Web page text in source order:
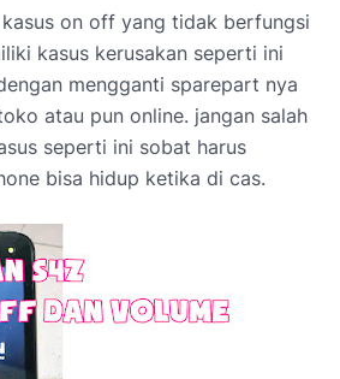
on off yang tidak berfungsi
kasus kerusakan seperti ini
mengganti sparepart nya
atau pun online. jangan salah
seperti ini sobat harus
bisa hidup ketika di cas.